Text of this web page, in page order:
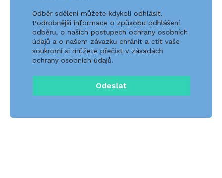
Odběr sdělení můžete kdykoli odhlásit.
Podrobnější informace o způsobu odhlášení
odběru, o našich postupech ochrany osobních
údajů a o našem závazku chránit a ctít vaše
soukromí si můžete přečíst v zásadách
ochrany osobních údajů.